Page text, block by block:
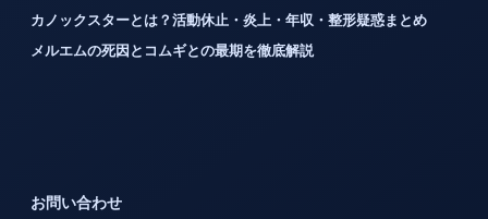
カノックスターとは？活動休止・炎上・年収・整形疑惑まとめ
メルエムの死因とコムギとの最期を徹底解説
お問い合わせ